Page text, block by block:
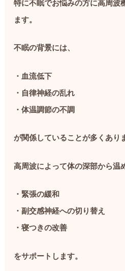
特に不眠でお悩みの方に高周波
ます。
不眠の背景には、
・血流低下
・自律神経の乱れ
・体温調節の不調
が関係していることが多くあり
高周波によって体の深部から温
・緊張の緩和
・副交感神経への切り替え
・寝つきの改善
をサポートします。